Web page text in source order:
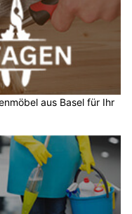
aus Basel für Ihr